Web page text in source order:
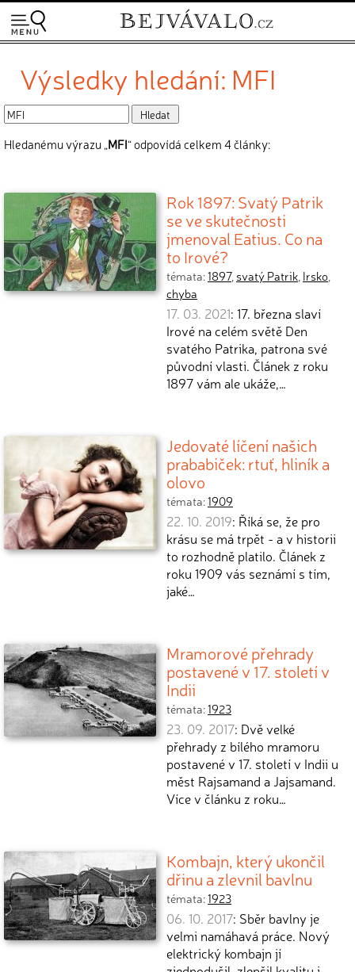
Výsledky hledání: MFI
Hledanému výrazu „MFI“ odpovídá celkem 4 články:
Rok 1897: Svatý Patrik
se ve skutečnosti
jmenoval Eatius. Co na
to Irové?
témata:1897, svatý Patrik, Irsko,
chyba
17. 03. 2021: 17. března slaví
Irové na celém světě Den
svatého Patrika, patrona své
původní vlasti. Článek z roku
1897 vám ale ukáže,…
Jedovaté líčení našich
prababiček: rtuť, hliník a
olovo
témata:1909
22. 10. 2019: Říká se, že pro
krásu se má trpět - a v historii
to rozhodně platilo. Článek z
roku 1909 vás seznámí s tím,
jaké…
Mramorové přehrady
postavené v 17. století v
Indii
témata:1923
23. 09. 2017: Dvě velké
přehrady z bílého mramoru
postavené v 17. století v Indii u
měst Rajsamand a Jajsamand.
Více v článku z roku…
Kombajn, který ukončil
dřinu a zlevnil bavlnu
témata:1923
06. 10. 2017: Sběr bavlny je
velmi namáhavá práce. Nový
elektrický kombajn jí